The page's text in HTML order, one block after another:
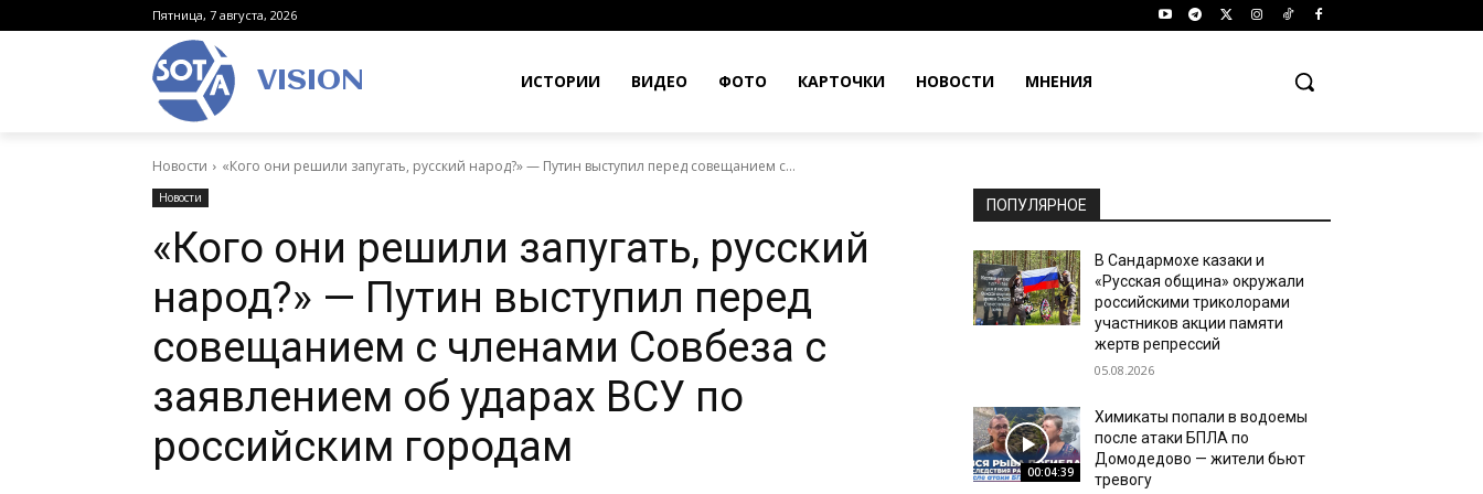
Пятница, 7 августа, 2026
VISION ИСТОРИИ ВИДЕО ФОТО КАРТОЧКИ НОВОСТИ МНЕНИЯ
Новости «Кого они решили запугать, русский народ?» — Путин выступил перед совещанием с...
Новости
«Кого они решили запугать, русский
народ?» — Путин выступил перед
совещанием с членами Совбеза с
заявлением об ударах ВСУ по
российским городам
ПОПУЛЯРНОЕ
В Сандармохе казаки и
«Русская община» окружали
российскими триколорами
участников акции памяти
жертв репрессий
05.08.2026
00:04:39
Химикаты попали в водоемы
после атаки БПЛА по
Домодедово — жители бьют
тревогу